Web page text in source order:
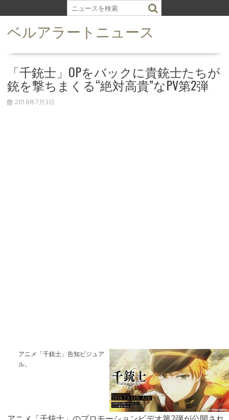
k
ベルアラートニュース
「千銃士」OPをバックに貴銃士たちが
銃を撃ちまくる“絶対高貴”なPV第2弾
2018年7月3日
アニメ「千銃士」告知ビジュア
ル。